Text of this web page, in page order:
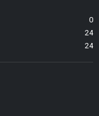
0
24
24